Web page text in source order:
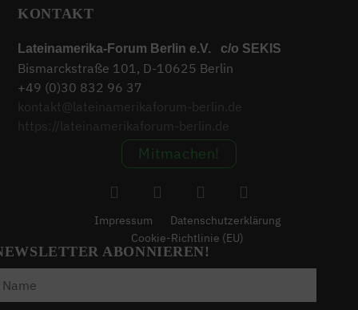
KONTAKT
Lateinamerika-Forum Berlin e.V. c/o SEKIS
Bismarckstraße 101, D-10625 Berlin
+49 (0)30 832 96 37
kontakt@lateinamerikaforum-berlin.de
https://lateinamerikaforum-berlin.de
Mitmachen!
Impressum
Datenschutzerklärung
Cookie-Richtlinie (EU)
ABONNIEREN!